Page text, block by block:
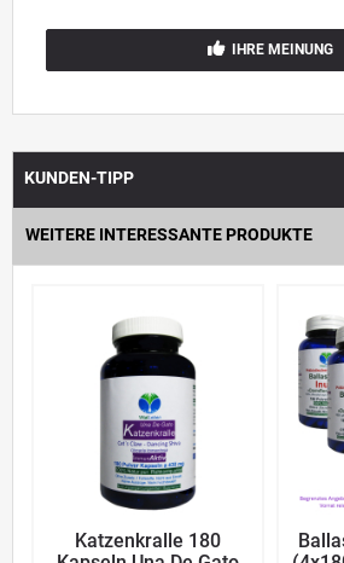
IHRE MEINUNG
KUNDEN-TIPP
WEITERE INTERESSANTE PRODUKTE
Katzenkralle 180